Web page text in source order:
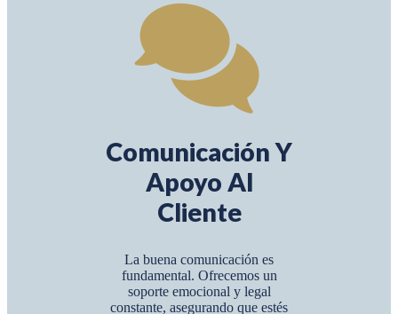
Comunicación Y
Apoyo Al
Cliente
La buena comunicación es
fundamental. Ofrecemos un
soporte emocional y legal
constante, asegurando que estés